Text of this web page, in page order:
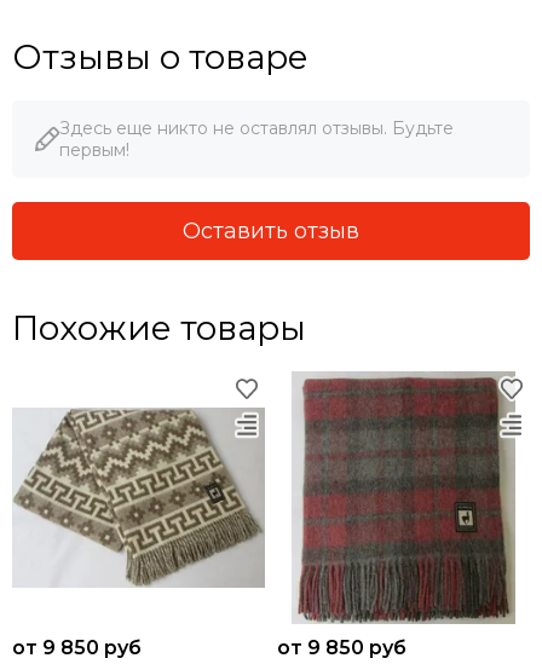
Отзывы о товаре
Здесь еще никто не оставлял отзывы. Будьте
первым!
Оставить отзыв
Похожие товары
от 9 850 руб от 9 850 руб